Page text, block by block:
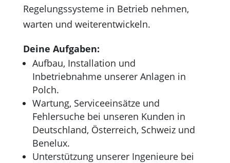
Regelungssysteme in Betrieb nehmen,
warten und weiterentwickeln.
Deine Aufgaben:
Aufbau, Installation und
Inbetriebnahme unserer Anlagen in
Polch.
Wartung, Serviceeinsätze und
Fehlersuche bei unseren Kunden in
Deutschland, Österreich, Schweiz und
Benelux.
Unterstützung unserer Ingenieure bei